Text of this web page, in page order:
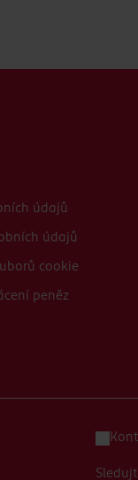
údajů
údajů
cookie
peněz